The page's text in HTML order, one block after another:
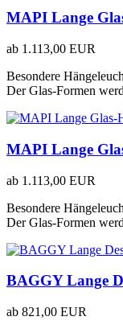
MAPI Lange
ab 1.113,00 EUR
Besondere
Der Glas-Formen
MAPI Lange
ab 1.113,00 EUR
Besondere
Der Glas-Formen
BAGGY Lange
ab 821,00 EUR